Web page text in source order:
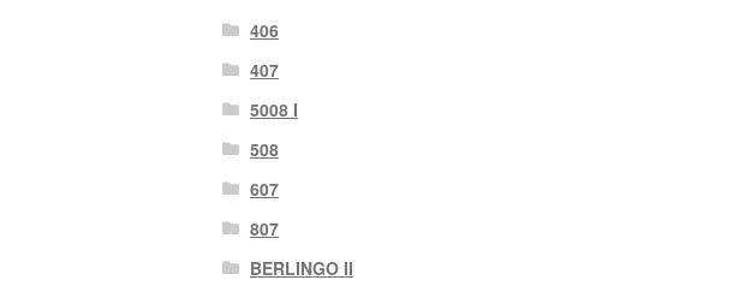
406
407
5008 Ι
508
607
807
BERLINGO II